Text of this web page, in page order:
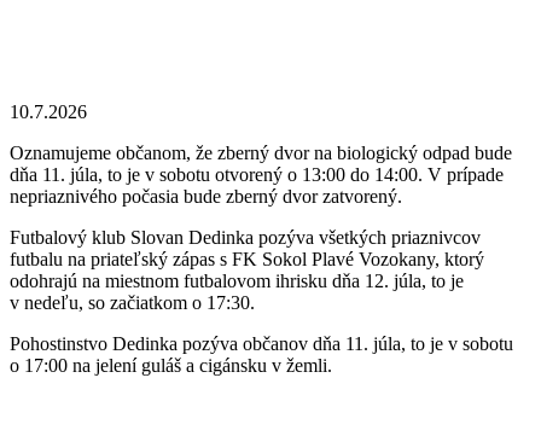
10.7.2026
Oznamujeme občanom, že zberný dvor na biologický odpad bude
dňa 11. júla, to je v sobotu otvorený o 13:00 do 14:00. V prípade
nepriaznivého počasia bude zberný dvor zatvorený.
Futbalový klub Slovan Dedinka pozýva všetkých priaznivcov
futbalu na priateľský zápas s FK Sokol Plavé Vozokany, ktorý
odohrajú na miestnom futbalovom ihrisku dňa 12. júla, to je
v nedeľu, so začiatkom o 17:30.
Pohostinstvo Dedinka pozýva občanov dňa 11. júla, to je v sobotu
o 17:00 na jelení guláš a cigánsku v žemli.